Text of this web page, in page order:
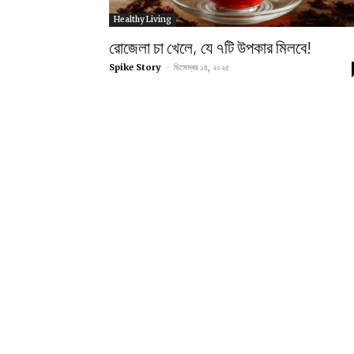
Healthy Living
রোজেলা চা খেলে, যে ৭টি উপকার মিলবে!
Spike Story - ডিসেম্বর ১৪, ২০২৫